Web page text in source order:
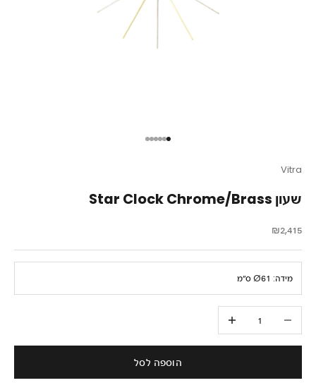
עבור לפריט 1
עבור לפריט 2
עבור לפריט 3
עבור לפריט 4
עבור לפריט 5
עבור לפריט 6
Vitra
שעון Star Clock Chrome/Brass
מחיר מבצע
₪2,415
מידה: Ø61 ס״מ
הגדלת הכמות
הוספה לסל